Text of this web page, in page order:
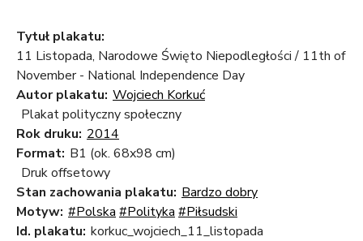
Tytuł plakatu:
11 Listopada, Narodowe Święto Niepodległości / 11th of
November - National Independence Day
Autor plakatu: Wojciech Korkuć
Plakat polityczny społeczny
Rok druku: 2014
Format: B1 (ok. 68x98 cm)
Druk offsetowy
Stan zachowania plakatu: Bardzo dobry
Motyw: #Polska #Polityka #Piłsudski
Id. plakatu: korkuc_wojciech_11_listopada